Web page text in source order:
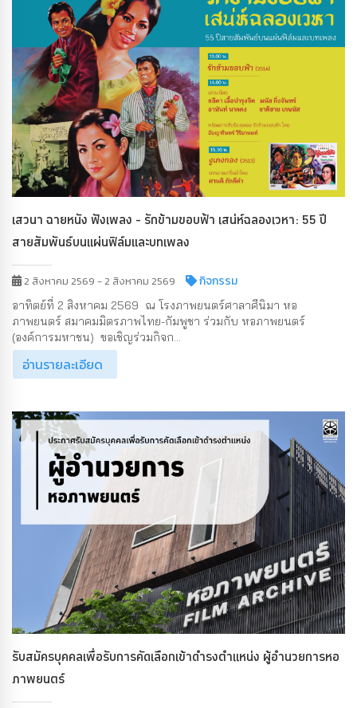
เสวนา ฉายหนัง ฟังเพลง - รักข้ามขอบฟ้า เสน่ห์ฉลองเวหา: 55 ปี
สายสัมพันธ์บนแผ่นฟิล์มและบทเพลง
2 สิงหาคม 2569 - 2 สิงหาคม 2569 กิจกรรม
อาทิตย์ที่ 2 สิงหาคม 2569 ณ โรงภาพยนตร์ศาลาศีนิมา หอ
ภาพยนตร์ สมาคมมิตรภาพไทย-กัมพูชา ร่วมกับ หอภาพยนตร์
(องค์การมหาชน) ขอเชิญร่วมกิจก...
อ่านรายละเอียด
รับสมัครบุคคลเพื่อรับการคัดเลือกเข้าดำรงตำแหน่ง ผู้อำนวยการหอ
ภาพยนตร์